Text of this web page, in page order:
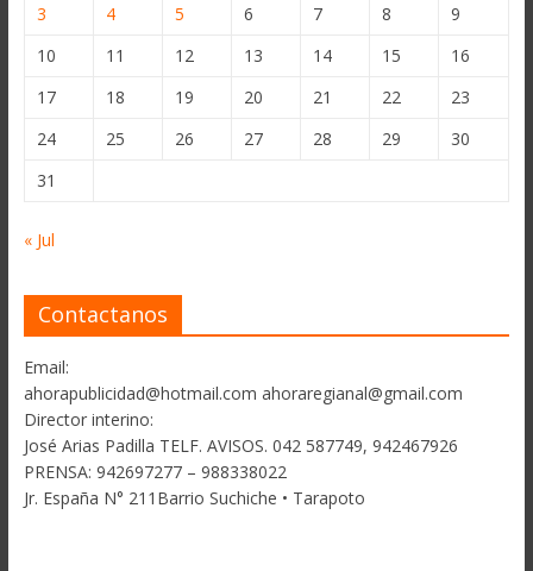
3
4 5 6 7 8
9
10
11 12 13 14 15
16
17
18 19 20 21 22
23
24
25 26 27 28 29
30
31
« Jul
Contactanos
Email:
ahorapublicidad@hotmail.com ahoraregianal@gmail.com
Director interino:
José Arias Padilla TELF. AVISOS. 042 587749, 942467926
PRENSA: 942697277 – 988338022
Jr. España N° 211Barrio Suchiche • Tarapoto